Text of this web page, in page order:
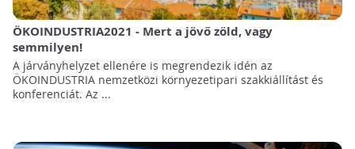
ÖKOINDUSTRIA2021 - Mert a jövő zöld, vagy
semmilyen!
A járványhelyzet ellenére is megrendezik idén az
ÖKOINDUSTRIA nemzetközi környezetipari szakkiállítást és
konferenciát. Az ...